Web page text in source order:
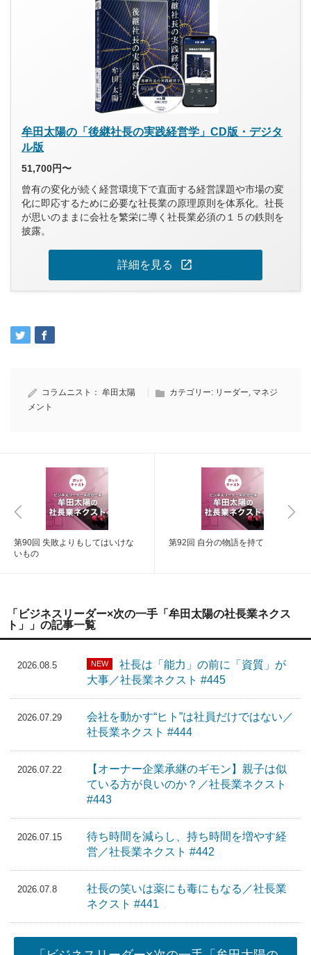
牟田太陽の「後継社長の実践経営学」CD版・デジタ
ル版
51,700円〜
曾有の変化が続く経営環境下で直面する経営課題や市場の変
化に即応するために必要な社長業の原理原則を体系化。社長
が思いのままに会社を繁栄に導く社長業必須の１５の鉄則を
披露。
詳細を見る open_in_new
コラムニスト： 牟田太陽 カテゴリー: リーダー, マネジ
メント
第90回 失敗よりもしてはいけな
いもの
第92回 自分の物語を持て
「ビジネスリーダー×次の一手「牟田太陽の社長業ネクス
ト」」の記事一覧
2026.08.5 NEW
社長は「能力」の前に「資質」が
大事／社長業ネクスト #445
2026.07.29
会社を動かす“ヒト”は社員だけではない／
社長業ネクスト #444
2026.07.22
【オーナー企業承継のギモン】親子は似
ている方が良いのか？／社長業ネクスト
#443
2026.07.15
待ち時間を減らし、持ち時間を増やす経
営／社長業ネクスト #442
2026.07.8
社長の笑いは薬にも毒にもなる／社長業
ネクスト #441